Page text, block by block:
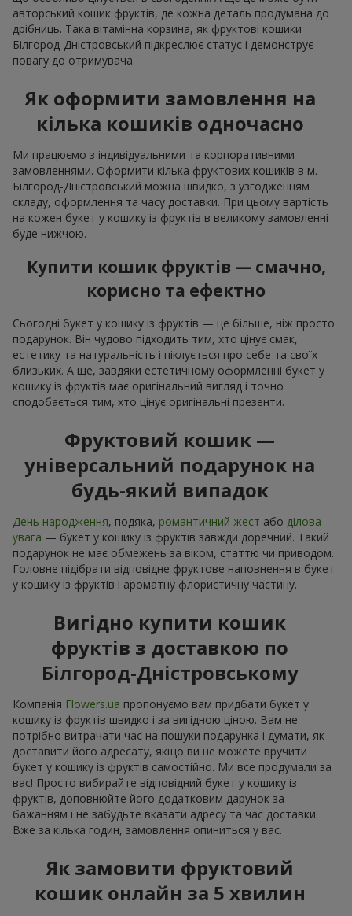
авторський кошик фруктів, де кожна деталь продумана до
дрібниць. Така вітамінна корзина, як фруктові кошики
Білгород-Дністровський підкреслює статус і демонструє
повагу до отримувача.
Як оформити замовлення на
кілька кошиків одночасно
Ми працюємо з індивідуальними та корпоративними
замовленнями. Оформити кілька фруктових кошиків в м.
Білгород-Дністровський можна швидко, з узгодженням
складу, оформлення та часу доставки. При цьому вартість
на кожен букет у кошику із фруктів в великому замовленні
буде нижчою.
Купити кошик фруктів — смачно,
корисно та ефектно
Сьогодні букет у кошику із фруктів — це більше, ніж просто
подарунок. Він чудово підходить тим, хто цінує смак,
естетику та натуральність і піклується про себе та своїх
близьких. А ще, завдяки естетичному оформленні букет у
кошику із фруктів має оригінальний вигляд і точно
сподобається тим, хто цінує оригінальні презенти.
Фруктовий кошик —
універсальний подарунок на
будь-який випадок
День народження, подяка, романтичний жест або ділова
увага — букет у кошику із фруктів завжди доречний. Такий
подарунок не має обмежень за віком, статтю чи приводом.
Головне підібрати відповідне фруктове наповнення в букет
у кошику із фруктів і ароматну флористичну частину.
Вигідно купити кошик
фруктів з доставкою по
Білгород-Дністровському
Компанія Flowers.ua пропонуємо вам придбати букет у
кошику із фруктів швидко і за вигідною ціною. Вам не
потрібно витрачати час на пошуки подарунка і думати, як
доставити його адресату, якщо ви не можете вручити
букет у кошику із фруктів самостійно. Ми все продумали за
вас! Просто вибирайте відповідний букет у кошику із
фруктів, доповнюйте його додатковим дарунок за
бажанням і не забудьте вказати адресу та час доставки.
Вже за кілька годин, замовлення опиниться у вас.
Як замовити фруктовий
кошик онлайн за 5 хвилин